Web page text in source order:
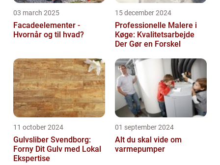
03 march 2025
Facadeelementer -
Hvornår og til hvad?
15 december 2024
Professionelle Malere i
Køge: Kvalitetsarbejde
Der Gør en Forskel
11 october 2024
Gulvsliber Svendborg:
Forny Dit Gulv med Lokal
Ekspertise
01 september 2024
Alt du skal vide om
varmepumper